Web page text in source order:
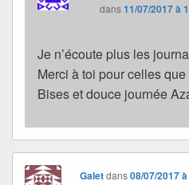
dans11/07/2017 à
Je n’écoute plus les
Merci à toi pour celles
Bises et douce journée
Galetdans08/07/2017